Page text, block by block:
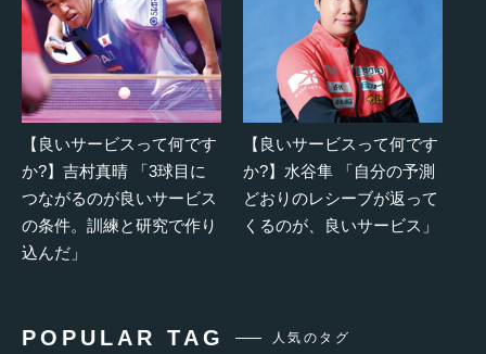
【良いサービスって何です
か?】吉村真晴 「3球目に
つながるのが良いサービス
の条件。訓練と研究で作り
込んだ」
【良いサービスって何です
か?】水谷隼 「自分の予測
どおりのレシーブが返って
くるのが、良いサービス」
POPULAR TAG 人気のタグ